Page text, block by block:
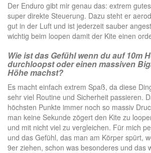
Der Enduro gibt mir genau das: extrem
super direkte Steuerung. Dazu steht er
gut in der Luft und ist jederzeit sauber
wichtig beim loopen damit der Kite einen
Wie ist das Gefühl wenn du auf 10m
durchloopst oder einen massiven
Höhe machst?
Es macht einfach extrem Spaß, da diese
sehr viel Routine und Sicherheit passieren.
höchsten Punkte immer noch so massiv
man keine Sekunde zögert den Kite zu
und mit nicht viel zu vergleichen. Für mich
und das Gefühl, das man am Körper spürt,
9er ziehen, schon was besonderes und das